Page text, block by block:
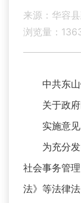
来源：华容
浏览量：
中共东山
关于政府
实施意见
为充分发
社会事务管
法》等法律